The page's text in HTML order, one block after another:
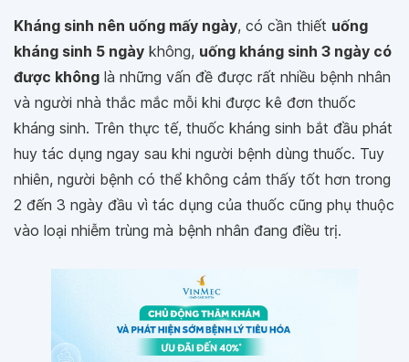
Kháng sinh nên uống mấy ngày, có cần thiết uống
kháng sinh 5 ngày không, uống kháng sinh 3 ngày có
được không là những vấn đề được rất nhiều bệnh nhân
và người nhà thắc mắc mỗi khi được kê đơn thuốc
kháng sinh. Trên thực tế, thuốc kháng sinh bắt đầu phát
huy tác dụng ngay sau khi người bệnh dùng thuốc. Tuy
nhiên, người bệnh có thể không cảm thấy tốt hơn trong
2 đến 3 ngày đầu vì tác dụng của thuốc cũng phụ thuộc
vào loại nhiễm trùng mà bệnh nhân đang điều trị.